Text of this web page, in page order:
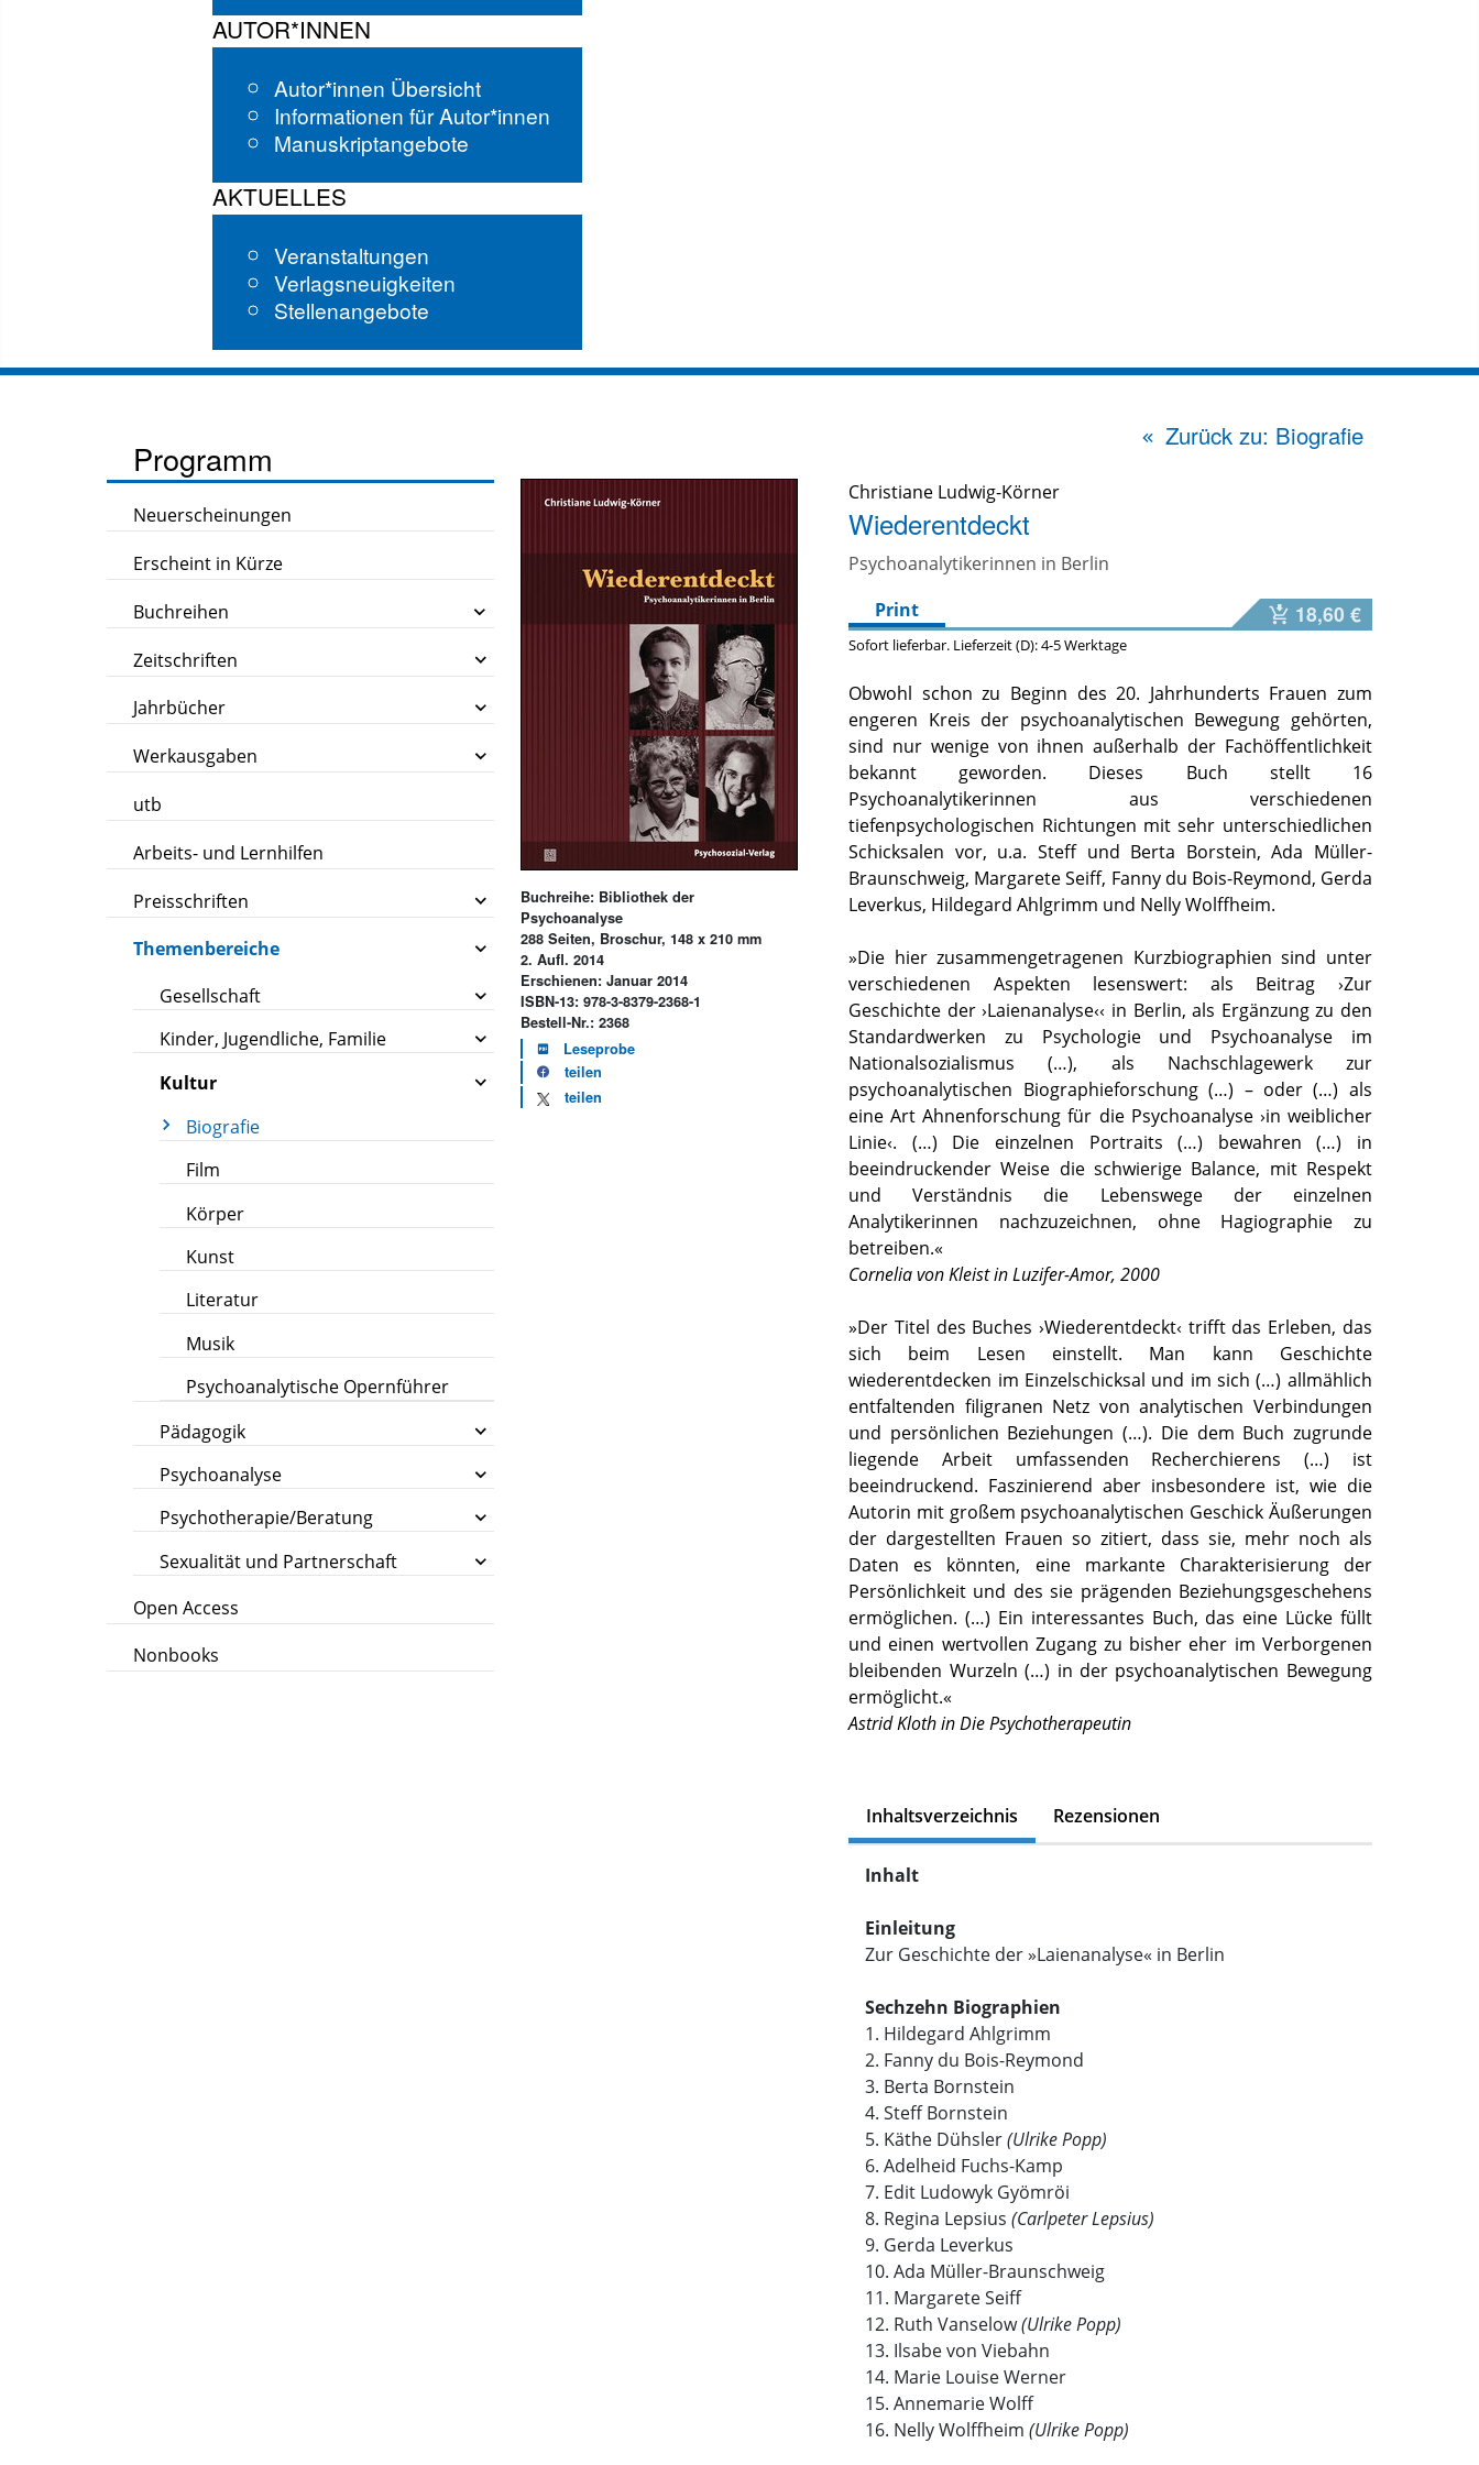
AUTOR*INNEN
Autor*innen Übersicht
Informationen für Autor*innen
Manuskriptangebote
AKTUELLES
Veranstaltungen
Verlagsneuigkeiten
Stellenangebote
Programm
Neuerscheinungen
Erscheint in Kürze
Buchreihen
Zeitschriften
Jahrbücher
Werkausgaben
utb
Arbeits- und Lernhilfen
Preisschriften
Themenbereiche
Gesellschaft
Kinder, Jugendliche, Familie
Kultur
Biografie
Film
Körper
Kunst
Literatur
Musik
Psychoanalytische Opernführer
Pädagogik
Psychoanalyse
Psychotherapie/Beratung
Sexualität und Partnerschaft
Open Access
Nonbooks
Zurück zu: Biografie
Buchreihe: Bibliothek der
Psychoanalyse
288 Seiten, Broschur, 148 x 210 mm
2. Aufl. 2014
Erschienen: Januar 2014
ISBN-13: 978-3-8379-2368-1
Bestell-Nr.: 2368
Leseprobe
teilen
teilen
Christiane Ludwig-Körner
Wiederentdeckt
Psychoanalytikerinnen in Berlin
Print
18,60 €
Sofort lieferbar. Lieferzeit (D): 4-5 Werktage
Obwohl schon zu Beginn des 20. Jahrhunderts Frauen zum
engeren Kreis der psychoanalytischen Bewegung gehörten,
sind nur wenige von ihnen außerhalb der Fachöffentlichkeit
bekannt geworden. Dieses Buch stellt 16
Psychoanalytikerinnen aus verschiedenen
tiefenpsychologischen Richtungen mit sehr unterschiedlichen
Schicksalen vor, u.a. Steff und Berta Borstein, Ada Müller-
Braunschweig, Margarete Seiff, Fanny du Bois-Reymond, Gerda
Leverkus, Hildegard Ahlgrimm und Nelly Wolffheim.
»Die hier zusammengetragenen Kurzbiographien sind unter
verschiedenen Aspekten lesenswert: als Beitrag ›Zur
Geschichte der ›Laienanalyse‹‹ in Berlin, als Ergänzung zu den
Standardwerken zu Psychologie und Psychoanalyse im
Nationalsozialismus (…), als Nachschlagewerk zur
psychoanalytischen Biographieforschung (…) – oder (…) als
eine Art Ahnenforschung für die Psychoanalyse ›in weiblicher
Linie‹. (…) Die einzelnen Portraits (…) bewahren (…) in
beeindruckender Weise die schwierige Balance, mit Respekt
und Verständnis die Lebenswege der einzelnen
Analytikerinnen nachzuzeichnen, ohne Hagiographie zu
betreiben.«
Cornelia von Kleist in Luzifer-Amor, 2000
»Der Titel des Buches ›Wiederentdeckt‹ trifft das Erleben, das
sich beim Lesen einstellt. Man kann Geschichte
wiederentdecken im Einzelschicksal und im sich (…) allmählich
entfaltenden filigranen Netz von analytischen Verbindungen
und persönlichen Beziehungen (…). Die dem Buch zugrunde
liegende Arbeit umfassenden Recherchierens (…) ist
beeindruckend. Faszinierend aber insbesondere ist, wie die
Autorin mit großem psychoanalytischen Geschick Äußerungen
der dargestellten Frauen so zitiert, dass sie, mehr noch als
Daten es könnten, eine markante Charakterisierung der
Persönlichkeit und des sie prägenden Beziehungsgeschehens
ermöglichen. (…) Ein interessantes Buch, das eine Lücke füllt
und einen wertvollen Zugang zu bisher eher im Verborgenen
bleibenden Wurzeln (…) in der psychoanalytischen Bewegung
ermöglicht.«
Astrid Kloth in Die Psychotherapeutin
Inhaltsverzeichnis Rezensionen
Inhalt
Einleitung
Zur Geschichte der »Laienanalyse« in Berlin
Sechzehn Biographien
1. Hildegard Ahlgrimm
2. Fanny du Bois-Reymond
3. Berta Bornstein
4. Steff Bornstein
5. Käthe Dühsler(Ulrike Popp)
6. Adelheid Fuchs-Kamp
7. Edit Ludowyk Gyömröi
8. Regina Lepsius(Carlpeter Lepsius)
9. Gerda Leverkus
10. Ada Müller-Braunschweig
11. Margarete Seiff
12. Ruth Vanselow(Ulrike Popp)
13. Ilsabe von Viebahn
14. Marie Louise Werner
15. Annemarie Wolff
16. Nelly Wolffheim(Ulrike Popp)